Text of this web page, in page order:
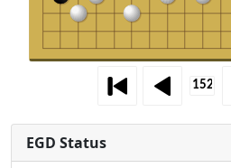
EGD Status